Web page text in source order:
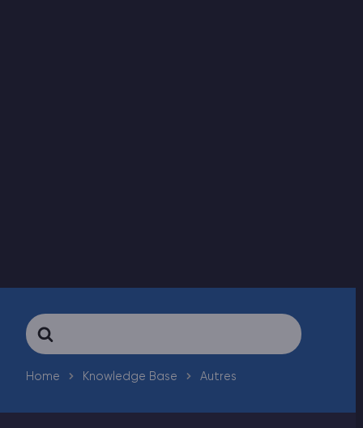
Search
For
Home Knowledge Base Autres